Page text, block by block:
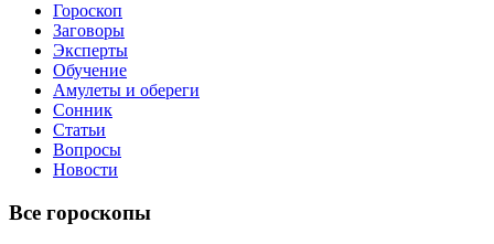
Гороскоп
Заговоры
Эксперты
Обучение
Амулеты и обереги
Сонник
Статьи
Вопросы
Новости
Все гороскопы